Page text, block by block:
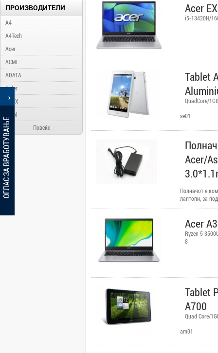
ПРОИЗВОДИТЕЛИ
A4
A4Tech
Acer
ACME
ADATA
Adler
AFOX
Ainol
Alcatel
Allview
Aloha Day
AMD
AOC
Apache
Повеќе
Acer
i5-13420H/
Tablet
QuadCore/
se01
Acer/
Полначот е
лаптопи, за
Acer
Ryzen 5
8
Tablet
A700
Quad Core/
am01
ОГЛАС ЗА ВРАБОТУВАЊЕ
→